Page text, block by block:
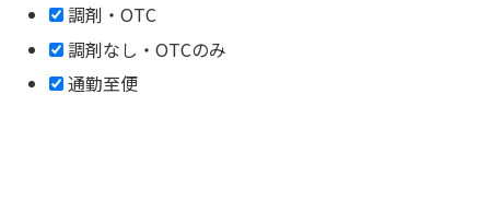
調剤・OTC
調剤なし・OTCのみ
通勤至便